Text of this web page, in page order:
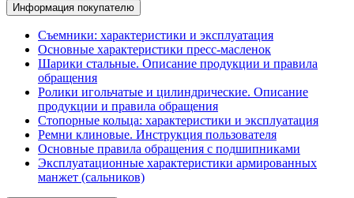
Информация покупателю
Съемники: характеристики и эксплуатация
Основные характеристики пресс‑масленок
Шарики стальные. Описание продукции и правила
обращения
Ролики игольчатые и цилиндрические. Описание
продукции и правила обращения
Стопорные кольца: характеристики и эксплуатация
Ремни клиновые. Инструкция пользователя
Основные правила обращения с подшипниками
Эксплуатационные характеристики армированных
манжет (сальников)